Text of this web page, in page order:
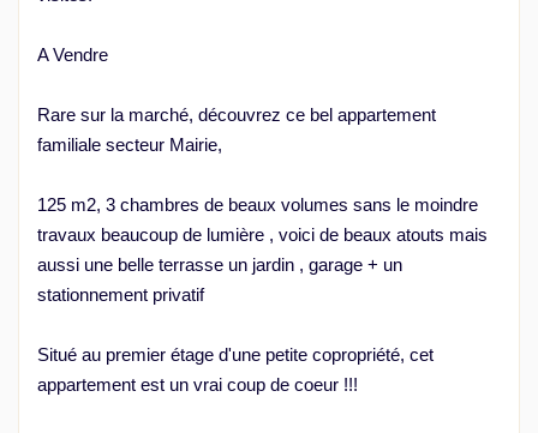
A Vendre
Rare sur la marché, découvrez ce bel appartement
familiale secteur Mairie,
125 m2, 3 chambres de beaux volumes sans le moindre
travaux beaucoup de lumière , voici de beaux atouts mais
aussi une belle terrasse un jardin , garage + un
stationnement privatif
Situé au premier étage d'une petite copropriété, cet
appartement est un vrai coup de coeur !!!